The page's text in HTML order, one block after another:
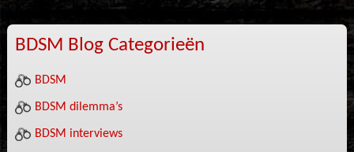
BDSM Blog Categorieën
BDSM
BDSM dilemma’s
BDSM interviews